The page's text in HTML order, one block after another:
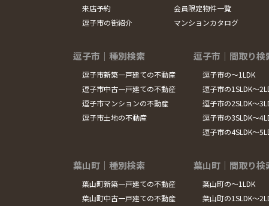
来店予約
逗子市の街紹介
会員限定物件一覧
マンションカタログ
逗子市｜種別検索
逗子市新築一戸建ての不動産
逗子市中古一戸建ての不動産
逗子市マンションの不動産
逗子市土地の不動産
逗子市｜間取り検
逗子市の～1LDK
逗子市の1SLDK～
逗子市の2SLDK～
逗子市の3SLDK～
逗子市の4SLDK～
葉山町｜種別検索
葉山町新築一戸建ての不動産
葉山町中古一戸建ての不動産
葉山町｜間取り検
葉山町の～1LDK
葉山町の1SLDK～